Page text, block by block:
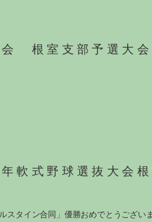
会 根室支部予選大会
軟式野球選抜大会
タイン合同」優勝おめでとうござい